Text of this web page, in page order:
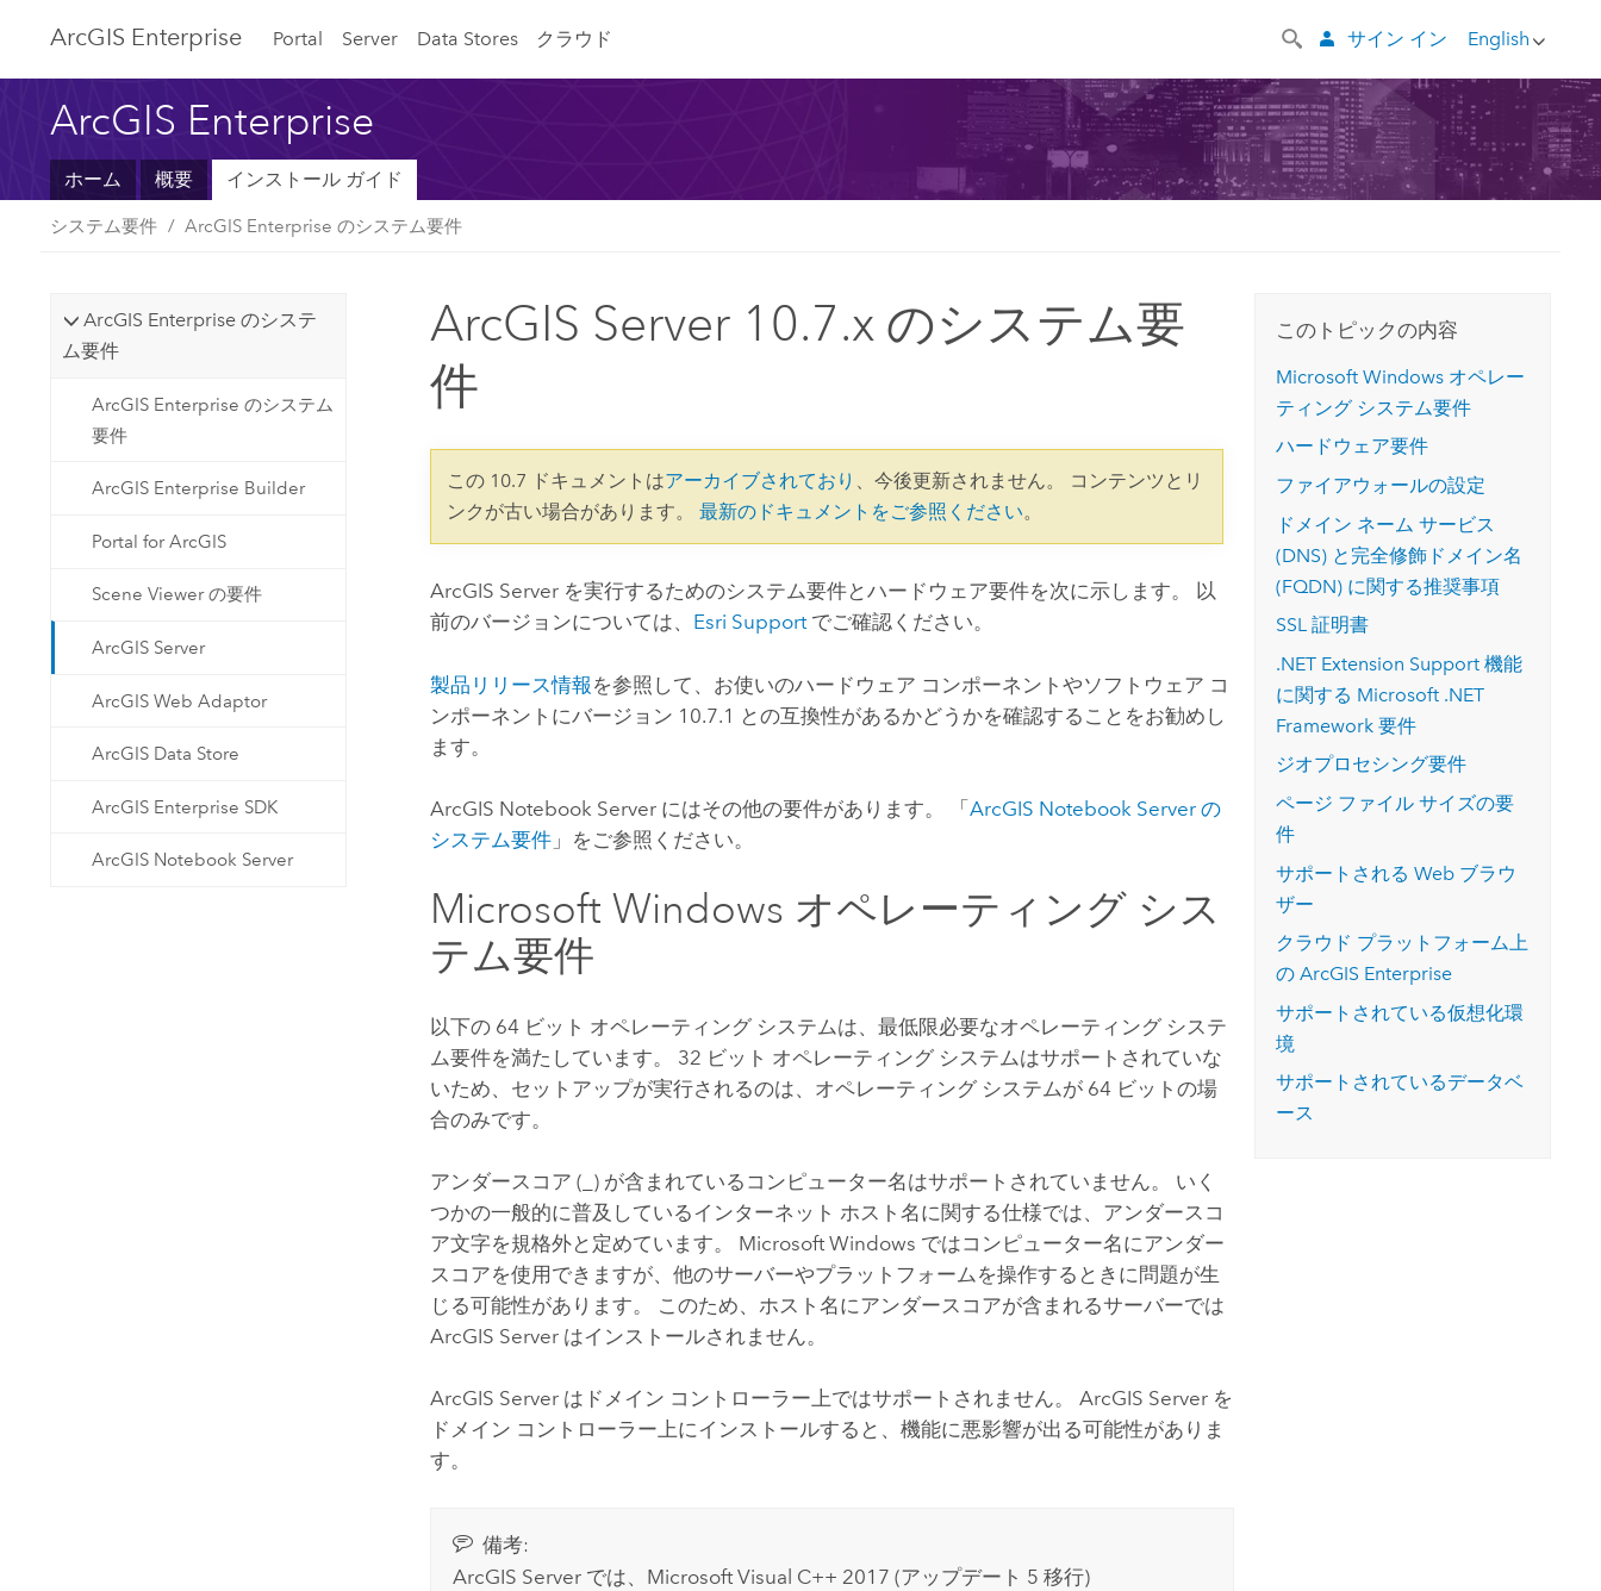
ArcGIS Enterprise Portal Server Data Stores クラウド English
サイン イン
ArcGIS Enterprise
ホーム 概要 インストール ガイド
システム要件 ArcGIS Enterprise のシステム要件
ArcGIS Enterprise のシステ
ム要件
ArcGIS Enterprise のシステム
要件
ArcGIS Enterprise Builder
Portal for ArcGIS
Scene Viewer の要件
ArcGIS Server
ArcGIS Web Adaptor
ArcGIS Data Store
ArcGIS Enterprise SDK
ArcGIS Notebook Server
ArcGIS Server 10.7.x のシステム要
件
この 10.7 ドキュメントはアーカイブされており 、今後更新されません。 コンテンツとリ
ンクが古い場合があります。最新のドキュメントをご参照ください。
ArcGIS Server を実行するためのシステム要件とハードウェア要件を次に示します。 以
前のバージョンについては、 Esri Supportでご確認ください。
製品リリース情報 を参照して、お使いのハードウェア コンポーネントやソフトウェア コ
ンポーネントにバージョン 10.7.1 との互換性があるかどうかを確認することをお勧めし
ます。
ArcGIS Notebook Server にはその他の要件があります。 「ArcGIS Notebook Server の
システム要件 」をご参照ください。
Microsoft Windows オペレーティング シス
テム要件
以下の 64 ビット オペレーティング システムは、最低限必要なオペレーティング システ
ム要件を満たしています。 32 ビット オペレーティング システムはサポートされていな
いため、セットアップが実行されるのは、オペレーティング システムが 64 ビットの場
合のみです。
アンダースコア (_) が含まれているコンピューター名はサポートされていません。 いく
つかの一般的に普及しているインターネット ホスト名に関する仕様では、アンダースコ
ア文字を規格外と定めています。 Microsoft Windows ではコンピューター名にアンダー
スコアを使用できますが、他のサーバーやプラットフォームを操作するときに問題が生
じる可能性があります。 このため、ホスト名にアンダースコアが含まれるサーバーでは
ArcGIS Server はインストールされません。
ArcGIS Server はドメイン コントローラー上ではサポートされません。ArcGIS Server を
ドメイン コントローラー上にインストールすると、機能に悪影響が出る可能性がありま
す。
備考:
ArcGIS Serverでは、 Microsoft Visual C++ 2017 (アップデート 5 移行)
このトピックの内容
Microsoft Windows オペレー
ティング システム要件
ハードウェア要件
ファイアウォールの設定
ドメイン ネーム サービス
(DNS) と完全修飾ドメイン名
(FQDN) に関する推奨事項
SSL 証明書
.NET Extension Support 機能
に関する Microsoft .NET
Framework 要件
ジオプロセシング要件
ページ ファイル サイズの要
件
サポートされる Web ブラウ
ザー
クラウド プラットフォーム上
のArcGIS Enterprise
サポートされている仮想化環
境
サポートされているデータベ
ース